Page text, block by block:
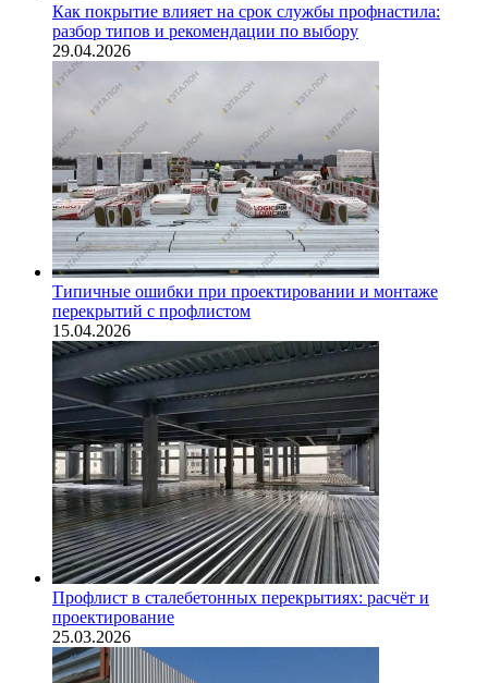
Как покрытие влияет на срок службы профнастила:
разбор типов и рекомендации по выбору
29.04.2026
Типичные ошибки при проектировании и монтаже
перекрытий с профлистом
15.04.2026
Профлист в сталебетонных перекрытиях: расчёт и
проектирование
25.03.2026